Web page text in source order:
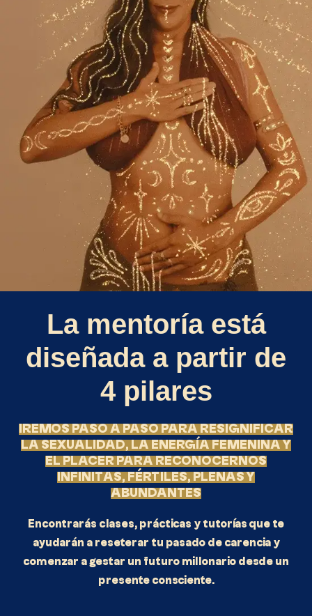
La mentoría está
diseñada a partir de
4 pilares
IREMOS PASO A PASO PARA RESIGNIFICAR
LA SEXUALIDAD, LA ENERGÍA FEMENINA Y
EL PLACER PARA RECONOCERNOS
INFINITAS, FÉRTILES, PLENAS Y
ABUNDANTES
Encontrarás clases, prácticas y tutorías que te
ayudarán a reseterar tu pasado de carencia y
comenzar a gestar un futuro millonario desde un
presente consciente.